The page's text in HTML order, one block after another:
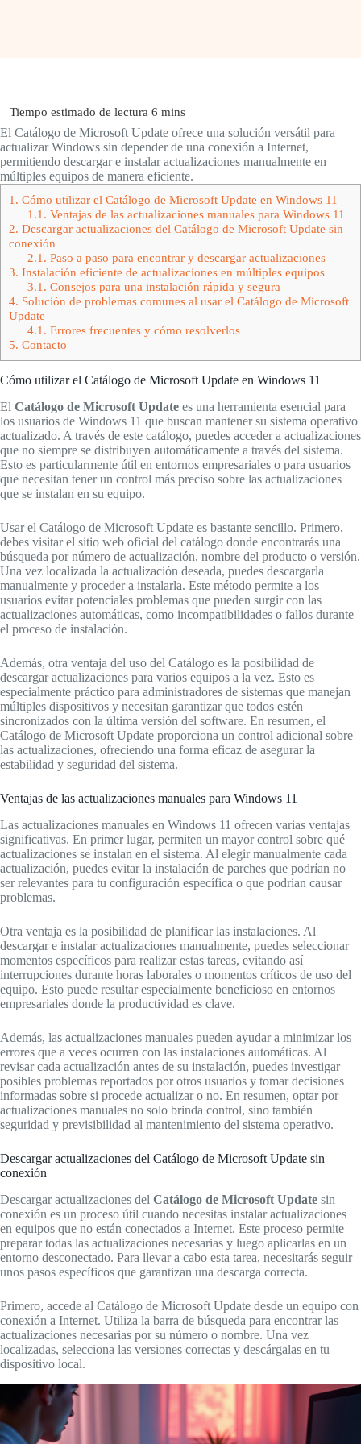
El Catálogo de Microsoft Update ofrece una solución versátil para
actualizar Windows sin depender de una conexión a Internet,
permitiendo descargar e instalar actualizaciones manualmente en
múltiples equipos de manera eficiente.
1. Cómo utilizar el Catálogo de Microsoft Update en Windows 11
1.1. Ventajas de las actualizaciones manuales para Windows 11
2. Descargar actualizaciones del Catálogo de Microsoft Update sin
conexión
2.1. Paso a paso para encontrar y descargar actualizaciones
3. Instalación eficiente de actualizaciones en múltiples equipos
3.1. Consejos para una instalación rápida y segura
4. Solución de problemas comunes al usar el Catálogo de Microsoft
Update
4.1. Errores frecuentes y cómo resolverlos
5. Contacto
Cómo utilizar el Catálogo de Microsoft Update en Windows 11
El Catálogo de Microsoft Update es una herramienta esencial para
los usuarios de Windows 11 que buscan mantener su sistema operativo
actualizado. A través de este catálogo, puedes acceder a actualizaciones
que no siempre se distribuyen automáticamente a través del sistema.
Esto es particularmente útil en entornos empresariales o para usuarios
que necesitan tener un control más preciso sobre las actualizaciones
que se instalan en su equipo.
Usar el Catálogo de Microsoft Update es bastante sencillo. Primero,
debes visitar el sitio web oficial del catálogo donde encontrarás una
búsqueda por número de actualización, nombre del producto o versión.
Una vez localizada la actualización deseada, puedes descargarla
manualmente y proceder a instalarla. Este método permite a los
usuarios evitar potenciales problemas que pueden surgir con las
actualizaciones automáticas, como incompatibilidades o fallos durante
el proceso de instalación.
Además, otra ventaja del uso del Catálogo es la posibilidad de
descargar actualizaciones para varios equipos a la vez. Esto es
especialmente práctico para administradores de sistemas que manejan
múltiples dispositivos y necesitan garantizar que todos estén
sincronizados con la última versión del software. En resumen, el
Catálogo de Microsoft Update proporciona un control adicional sobre
las actualizaciones, ofreciendo una forma eficaz de asegurar la
estabilidad y seguridad del sistema.
Ventajas de las actualizaciones manuales para Windows 11
Las actualizaciones manuales en Windows 11 ofrecen varias ventajas
significativas. En primer lugar, permiten un mayor control sobre qué
actualizaciones se instalan en el sistema. Al elegir manualmente cada
actualización, puedes evitar la instalación de parches que podrían no
ser relevantes para tu configuración específica o que podrían causar
problemas.
Otra ventaja es la posibilidad de planificar las instalaciones. Al
descargar e instalar actualizaciones manualmente, puedes seleccionar
momentos específicos para realizar estas tareas, evitando así
interrupciones durante horas laborales o momentos críticos de uso del
equipo. Esto puede resultar especialmente beneficioso en entornos
empresariales donde la productividad es clave.
Además, las actualizaciones manuales pueden ayudar a minimizar los
errores que a veces ocurren con las instalaciones automáticas. Al
revisar cada actualización antes de su instalación, puedes investigar
posibles problemas reportados por otros usuarios y tomar decisiones
informadas sobre si procede actualizar o no. En resumen, optar por
actualizaciones manuales no solo brinda control, sino también
seguridad y previsibilidad al mantenimiento del sistema operativo.
Descargar actualizaciones del Catálogo de Microsoft Update sin
conexión
Descargar actualizaciones del Catálogo de Microsoft Update sin
conexión es un proceso útil cuando necesitas instalar actualizaciones
en equipos que no están conectados a Internet. Este proceso permite
preparar todas las actualizaciones necesarias y luego aplicarlas en un
entorno desconectado. Para llevar a cabo esta tarea, necesitarás seguir
unos pasos específicos que garantizan una descarga correcta.
Primero, accede al Catálogo de Microsoft Update desde un equipo con
conexión a Internet. Utiliza la barra de búsqueda para encontrar las
actualizaciones necesarias por su número o nombre. Una vez
localizadas, selecciona las versiones correctas y descárgalas en tu
dispositivo local.